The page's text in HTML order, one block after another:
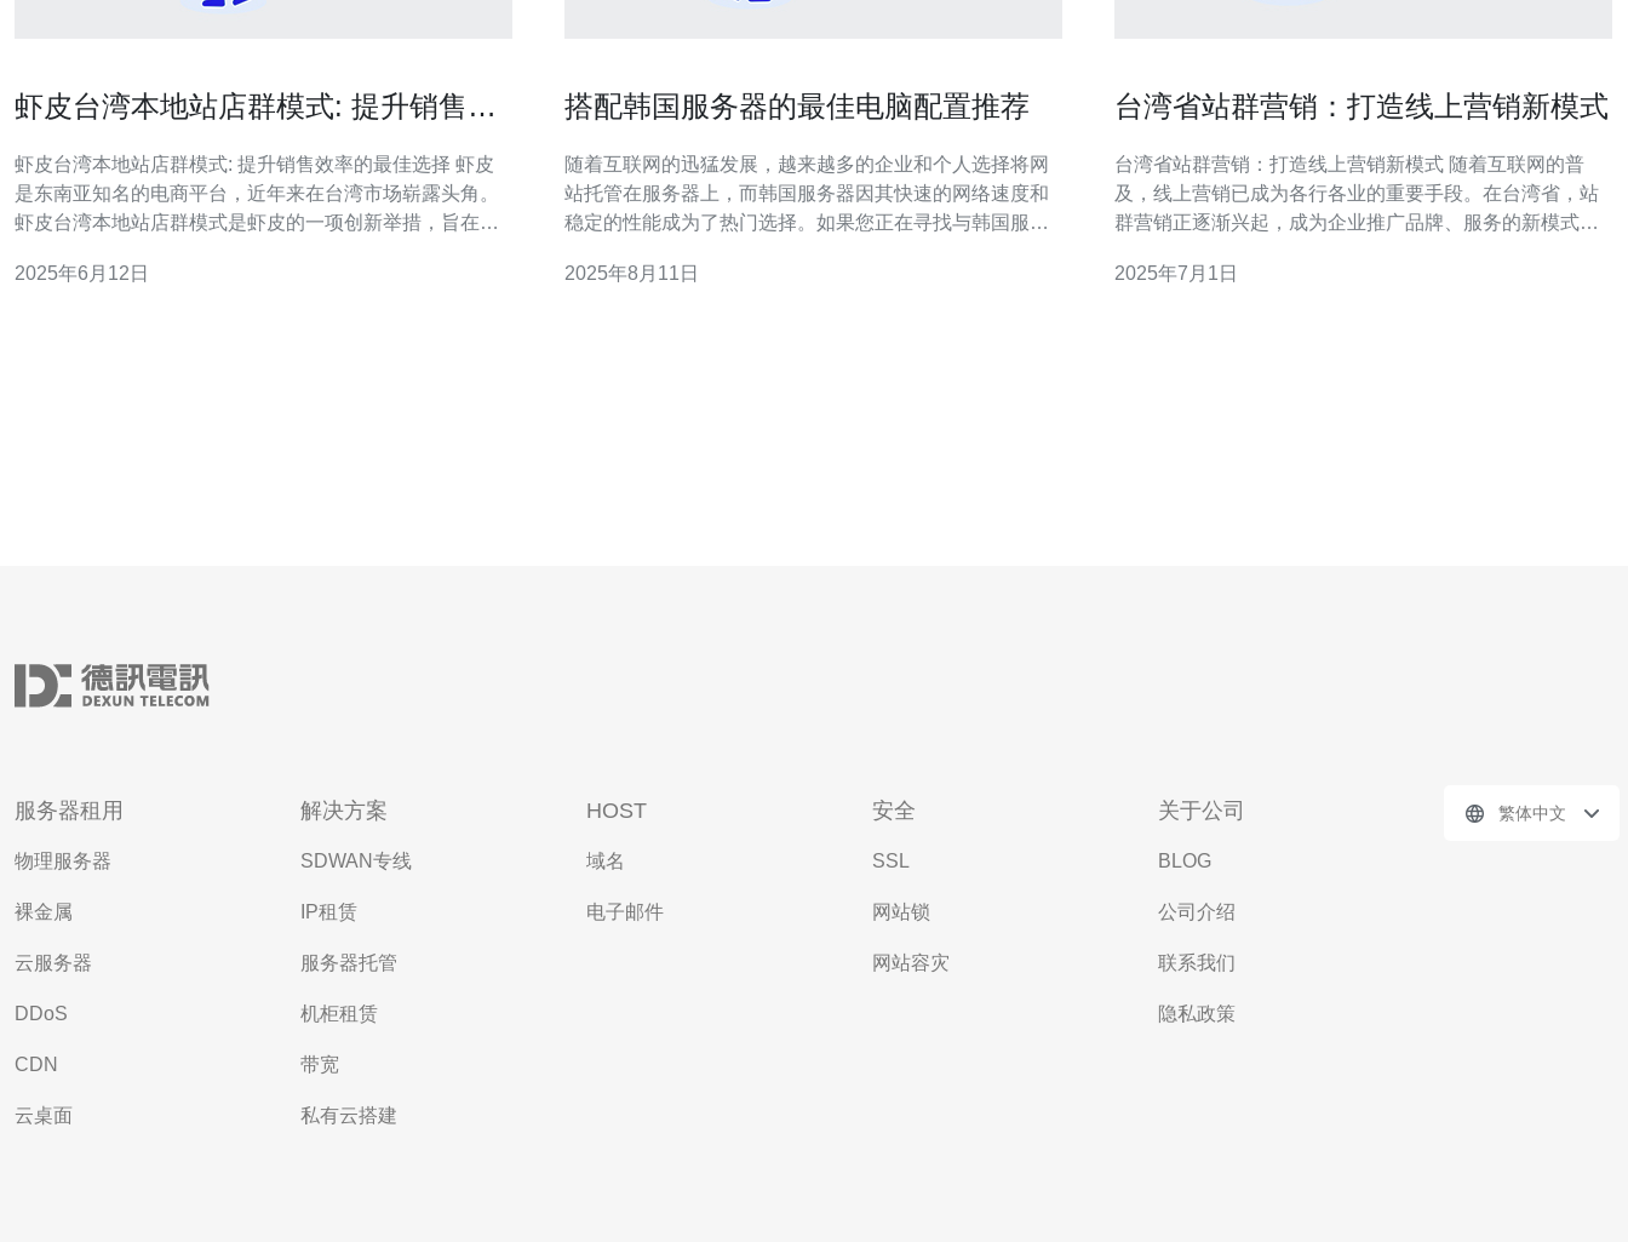
虾皮台湾本地站店群模式: 提升销售效
虾皮台湾本地站店群模式: 提升销售效率的最佳选择 虾皮
是东南亚知名的电商平台，近年来在台湾市场崭露头角。
虾皮台湾本地站店群模式是虾皮的一项创新举措，旨在提
地站店群模式通过整合多家商家的店铺，形成一个店群，
2025年6月12日
搭配韩国服务器的最佳电脑配置推荐
随着互联网的迅猛发展，越来越多的企业和个人选择将网
站托管在服务器上，而韩国服务器因其快速的网络速度和
稳定的性能成为了热门选择。如果您正在寻找与韩国服务
荐。 首先，我们需要明确使用韩国服务器的目的。无论是
2025年8月11日
台湾省站群营销：打造线上营销新模式
台湾省站群营销：打造线上营销新模式 随着互联网的普
及，线上营销已成为各行各业的重要手段。在台湾省，站
群营销正逐渐兴起，成为企业推广品牌、服务的新模式。
共同推广产品或服务的一种营销方式。在台湾省，越来越
2025年7月1日
服务器租用
物理服务器
裸金属
云服务器
DDoS
CDN
云桌面
解决方案
SDWAN专线
IP租赁
服务器托管
机柜租赁
带宽
私有云搭建
HOST
域名
电子邮件
安全
SSL
网站锁
网站容灾
关于公司
BLOG
公司介绍
联系我们
隐私政策
繁体中文